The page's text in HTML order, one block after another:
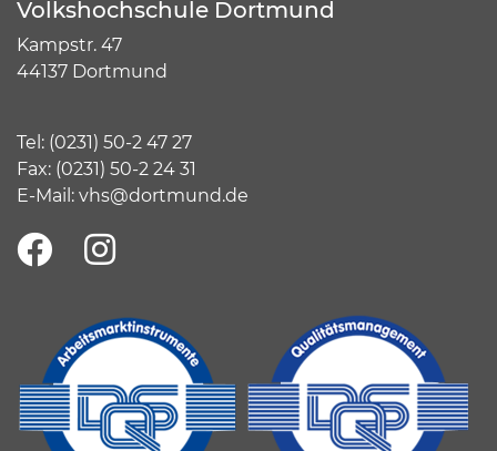
Volkshochschule Dortmund
Kampstr. 47
44137 Dortmund
Tel: (0231) 50-2 47 27
Fax: (0231) 50-2 24 31
E-Mail: vhs@dortmund.de